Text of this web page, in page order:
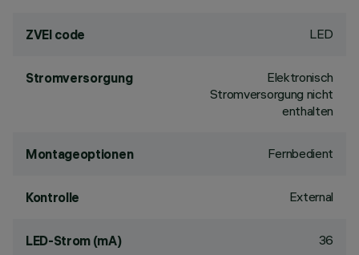
ZVEI code LED
Stromversorgung
Elektronisch
Stromversorgung nicht
enthalten
Montageoptionen Fernbedient
Kontrolle External
LED-Strom (mA) 36